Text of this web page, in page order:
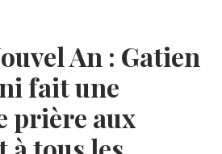
An : Gatien
fait une
prière aux